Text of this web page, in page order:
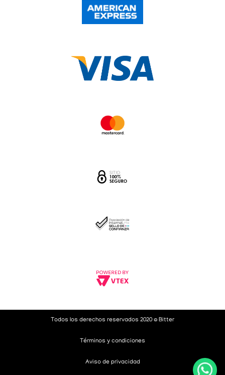
Todos los derechos reservados 2020 © Bitter
Términos y condiciones
Aviso de privacidad